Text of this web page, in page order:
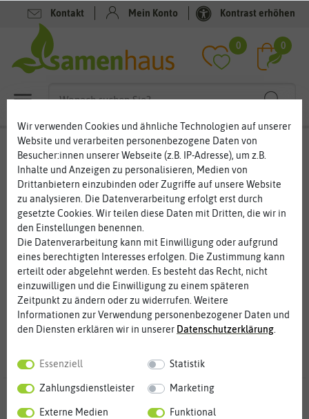
Kontakt Mein Konto Kontrast erhöhen
0 0
Steckzwiebeln von mild bis kräftiges Aroma
Was wäre die Küche ohne Zwiebeln? Zwiebeln lassen sich bei
vielen Gerichten verwenden und sind sehr gesund. So manches
Hausmittelchen fürs Unwohlsein entsteht aus den Knollen.
Zwiebeln gehören zu den ältesten Kulturpflanzen. Seit über 5000
Jahren werden sie als Heil-, Gemüse- und Gewürzpflanze
kultiviert. Heute gibt es Zwiebeln mit unterschiedlichen
Schärfen und Aromen. Auch farblich hat sich inzwischen eine
bunte Vielfalt entwickelt. Je nachdem, wofür Sie die Knolle
verwenden möchten, haben Sie die Wahl zwischen milden
Geschmack und kräftiger Würze.
83 Ergebnissegefunden in Steckzwiebeln
Filter
Wir verwenden Cookies und ähnliche Technologien auf unserer
Website und verarbeiten personenbezogene Daten von
Besucher:innen unserer Webseite (z.B. IP-Adresse), um z.B.
Inhalte und Anzeigen zu personalisieren, Medien von
Drittanbietern einzubinden oder Zugriffe auf unsere Website
zu analysieren. Die Datenverarbeitung erfolgt erst durch
gesetzte Cookies. Wir teilen diese Daten mit Dritten, die wir in
den Einstellungen benennen.
Die Datenverarbeitung kann mit Einwilligung oder aufgrund
eines berechtigten Interesses erfolgen. Die Zustimmung kann
erteilt oder abgelehnt werden. Es besteht das Recht, nicht
einzuwilligen und die Einwilligung zu einem späteren
Zeitpunkt zu ändern oder zu widerrufen. Weitere
Informationen zur Verwendung personenbezogener Daten und
den Diensten erklären wir in unserer Daten­schutz­erklärung.
Essenziell Statistik
Zahlungsdienstleister Marketing
Externe Medien Funktional